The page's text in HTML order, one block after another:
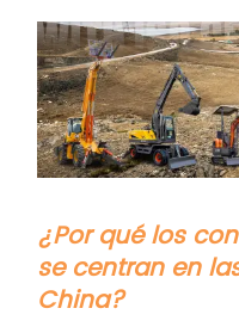
¿Por qué los
se centran en
China?